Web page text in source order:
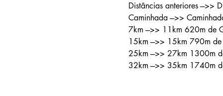
Distâncias anteriores --->>
Caminhada --->>
7km --->> 11km 620m de
15km --->> 15km 790m
25km --->> 27km 1300m
32km --->> 35km 1740m